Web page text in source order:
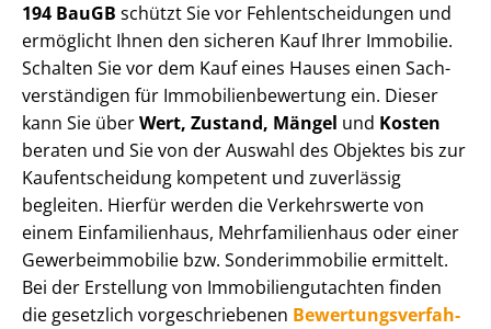
194 BauGB schützt Sie vor Fehl­ent­schei­dun­gen und
ermöglicht Ihnen den sicheren Kauf Ihrer Immobilie.
Schalten Sie vor dem Kauf eines Hauses einen Sach­
ver­stän­di­gen für Im­mo­bi­li­en­be­wer­tung ein. Dieser
kann Sie überWert, Zustand, Mängel und Kosten
beraten und Sie von der Auswahl des Objektes bis zur
Kauf­ent­schei­dung kompetent und zuverlässig
begleiten. Hierfür werden die Verkehrswerte von
einem Einfamilienhaus, Mehr­fa­mi­li­en­haus oder einer
Ge­wer­be­im­mo­bi­lie bzw. Sonderimmobilie ermittelt.
Bei der Erstellung von Im­mo­bi­li­en­gut­ach­ten finden
die gesetzlich vor­ge­schrie­be­nen Be­wer­tungs­ver­fah­